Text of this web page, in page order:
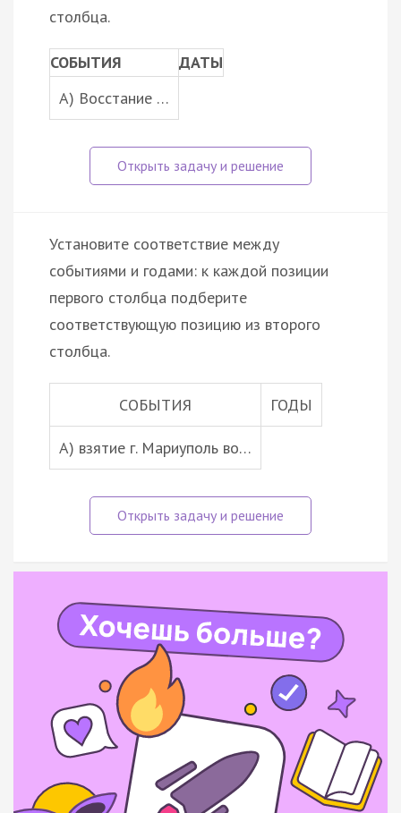
столбца.
СОБЫТИЯ
ДАТЫ
A) Восстание …
Установите соответствие между
событиями и годами: к каждой позиции
первого столбца подберите
соответствующую позицию из второго
столбца.
СОБЫТИЯ ГОДЫ
A) взятие г. Мариуполь во…